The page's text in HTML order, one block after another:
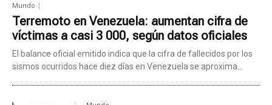
Mundo
Terremoto en Venezuela: aumentan cifra de
víctimas a casi 3 000, según datos oficiales
El balance oficial emitido indica que la cifra de fallecidos por los
sismos ocurridos hace diez días en Venezuela se aproxima...